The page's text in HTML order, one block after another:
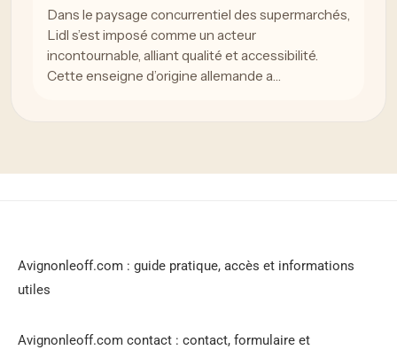
Dans le paysage concurrentiel des supermarchés,
Lidl s’est imposé comme un acteur
incontournable, alliant qualité et accessibilité.
Cette enseigne d’origine allemande a…
Avignonleoff.com : guide pratique, accès et informations
utiles
Avignonleoff.com contact : contact, formulaire et